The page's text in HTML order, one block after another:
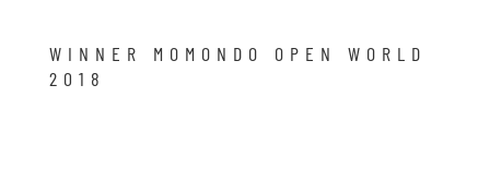
WINNER MOMONDO OPEN WORLD
2018